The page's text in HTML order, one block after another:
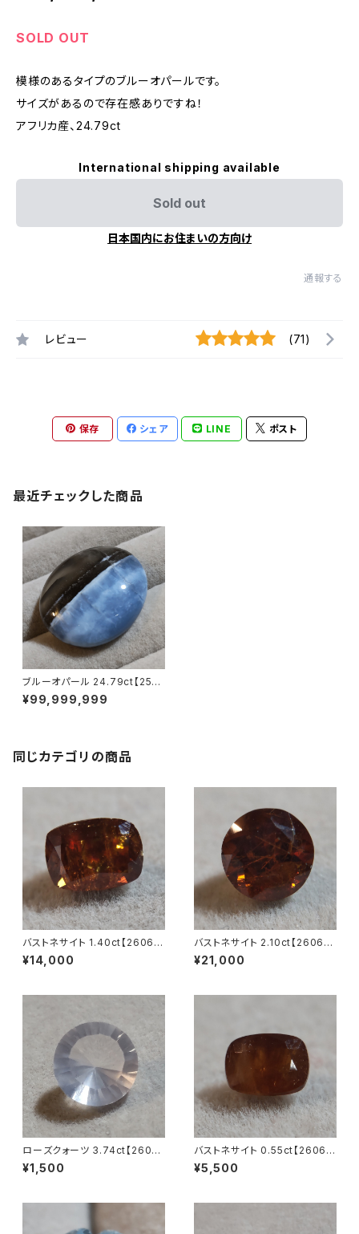
SOLD OUT
模様のあるタイプのブルーオパールです。
サイズがあるので存在感ありですね！
アフリカ産、24.79ct
International shipping available
Sold out
日本国内にお住まいの方向け
通報する
レビュー (71)
保存 シェア LINE ポスト
最近チェックした商品
ブルーオパール 24.79ct【2512
-040】
¥99,999,999
同じカテゴリの商品
バストネサイト 1.40ct【2606-
006】
¥14,000
バストネサイト 2.10ct【2606-0
08】
¥21,000
ローズクォーツ 3.74ct【2603-
003】
¥1,500
バストネサイト 0.55ct【2606-
004】
¥5,500